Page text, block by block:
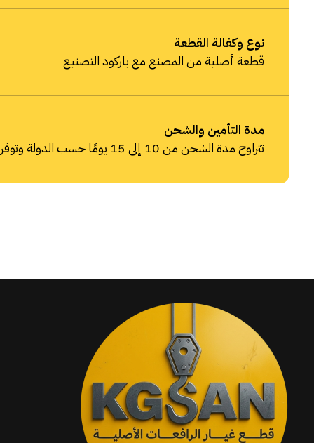
نوع وكفالة القطعة
قطعة أصلية من المصنع مع باركود التصنيع
مدة التأمين والشحن
تتراوح مدة الشحن من 10 إلى 15 يومًا حسب الدولة وتوفر شركات الشحن